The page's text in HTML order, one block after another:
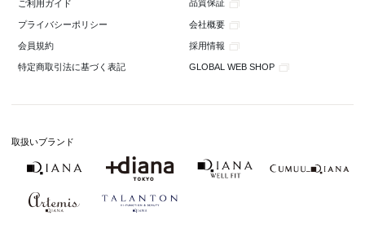
ご利用ガイド 品質保証
プライバシーポリシー 会社概要
会員規約 採用情報
特定商取引法に基づく表記 GLOBAL WEB SHOP
取扱いブランド